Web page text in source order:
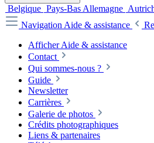
Belgique Pays-Bas Allemagne
Navigation Aide & assistance
Afficher Aide & assistance
Contact
Qui sommes-nous ?
Guide
Newsletter
Carrières
Galerie de photos
Crédits photographiques
Liens & partenaires